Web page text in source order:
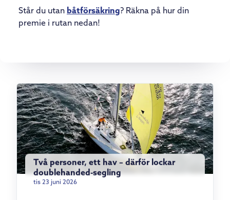
Står du utan båtförsäkring? Räkna på hur din
premie i rutan nedan!
Två personer, ett hav – därför lockar
doublehanded-segling
tis 23 juni 2026